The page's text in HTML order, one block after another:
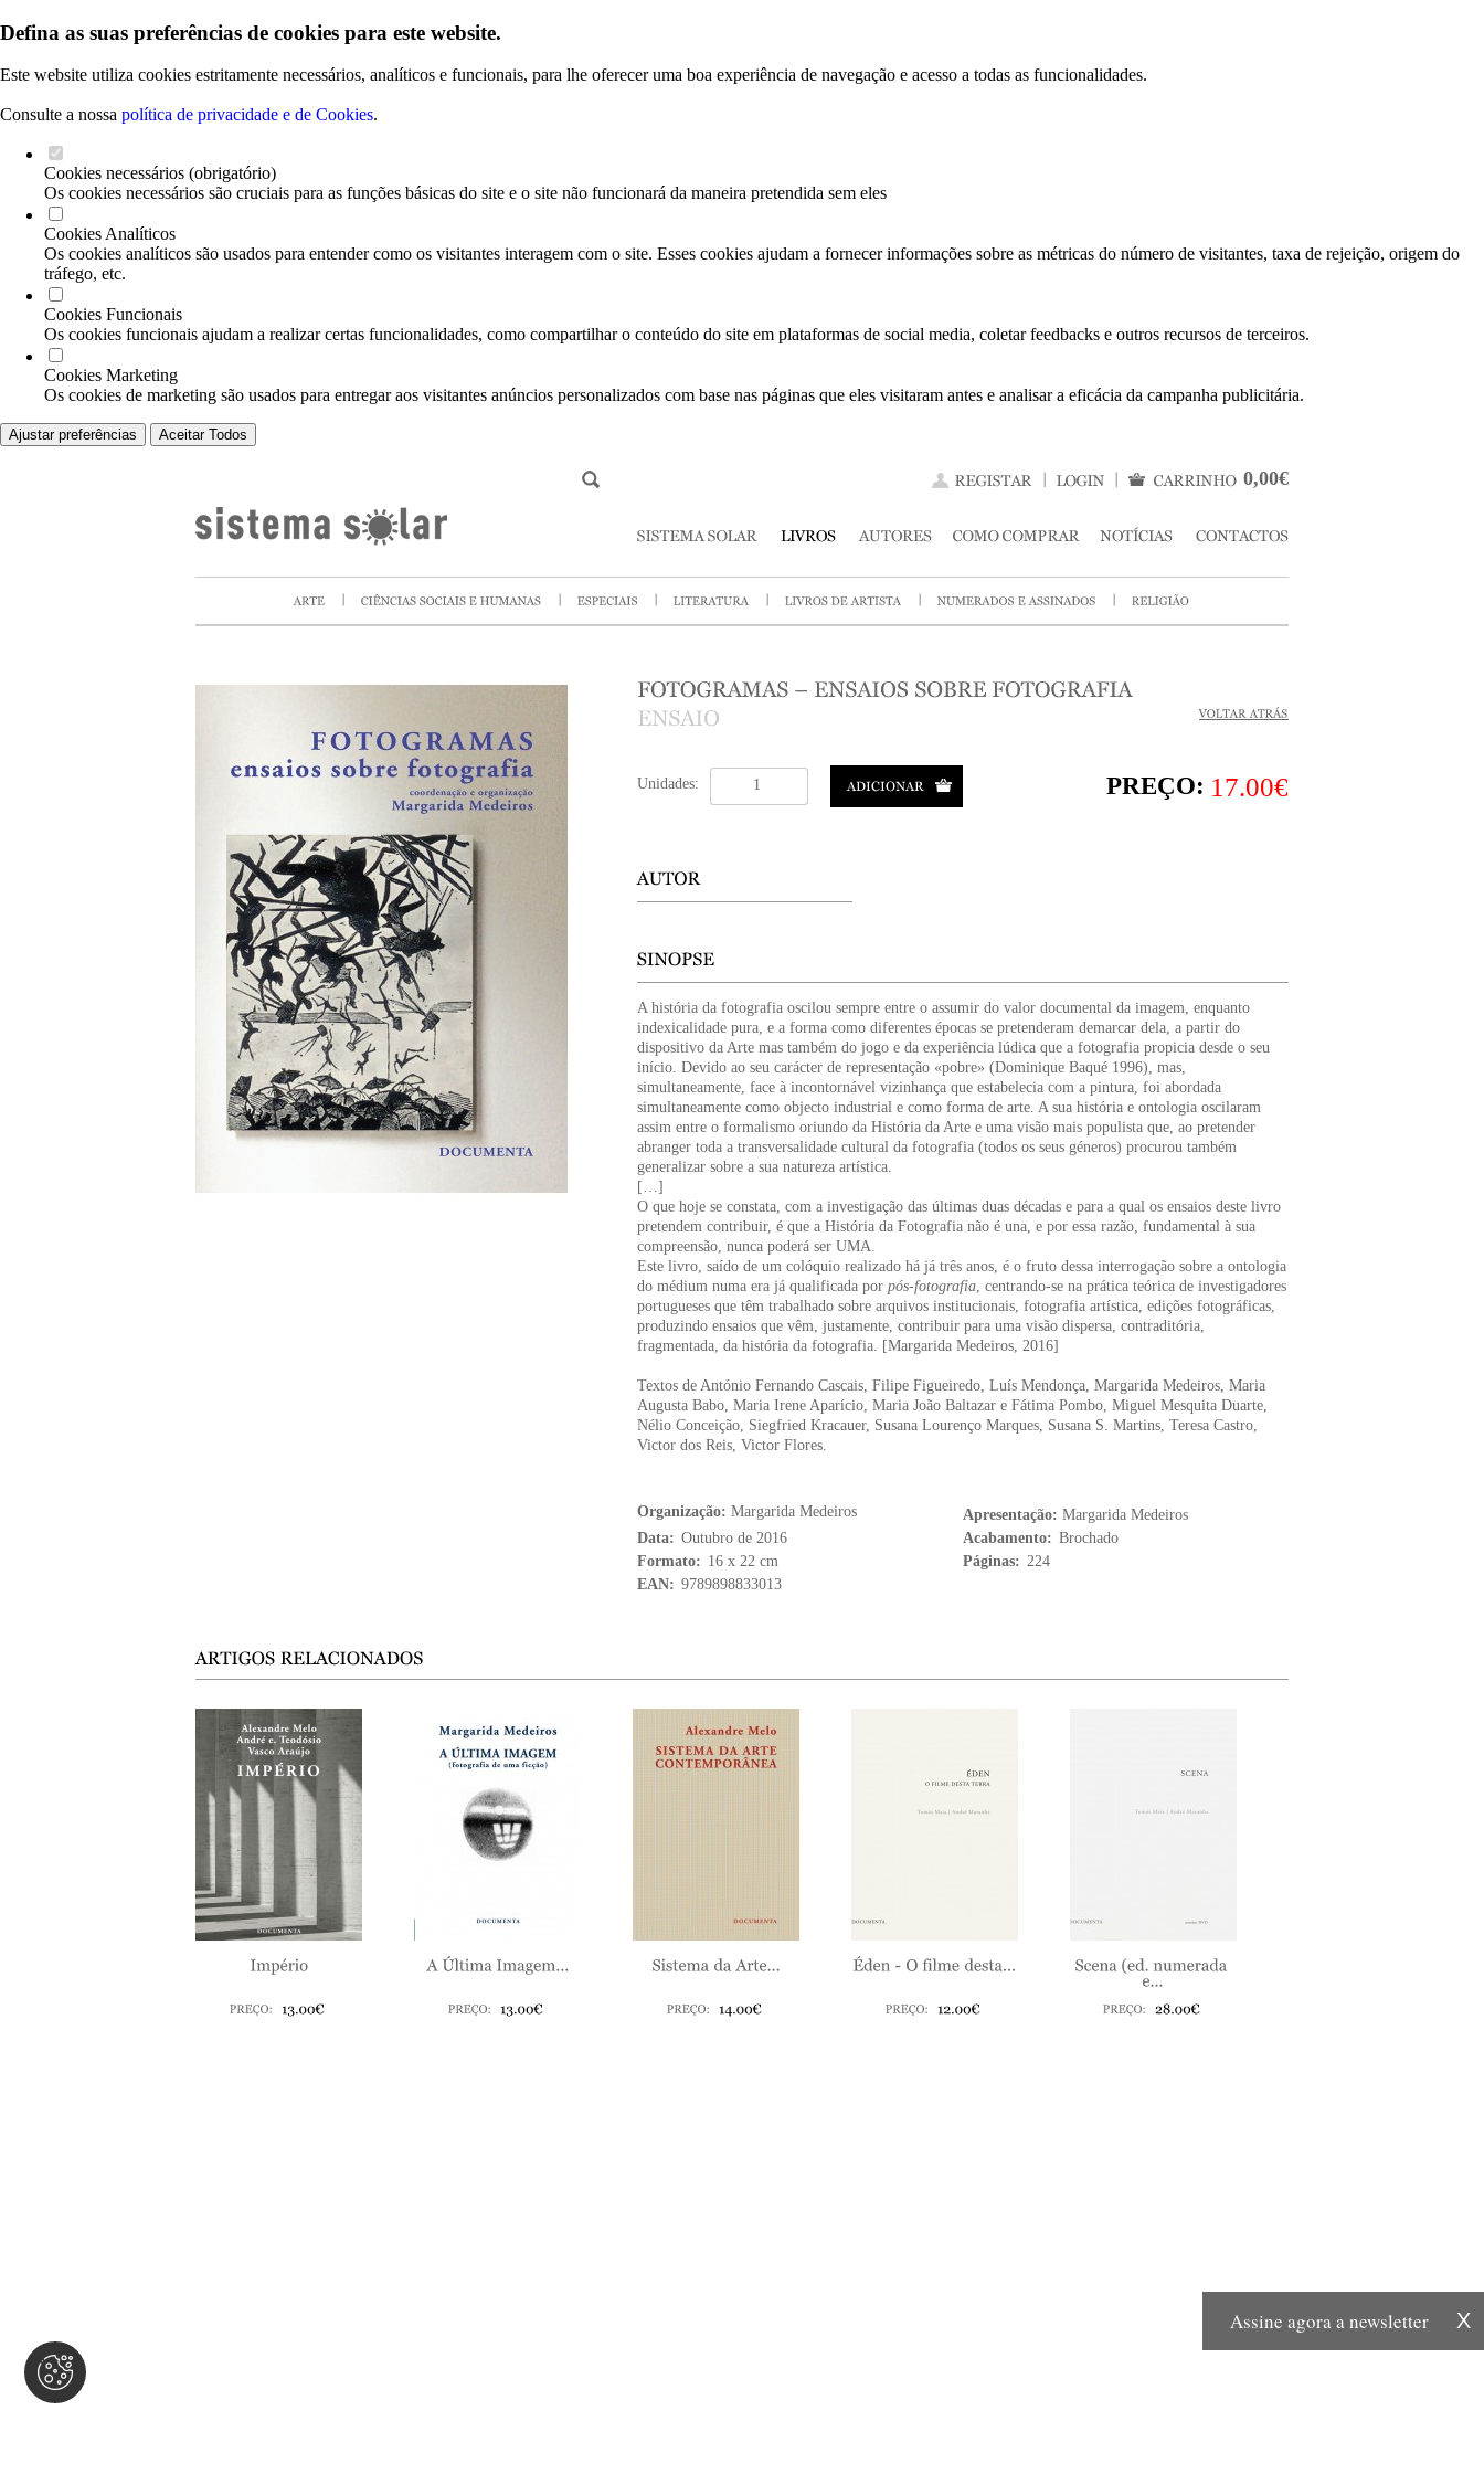
Defina as suas preferências de cookies para este website.
Este website utiliza cookies estritamente necessários, analíticos e funcionais, para lhe oferecer uma boa experiência de navegação e acesso a todas as funcionalidades.
Consulte a nossa política de privacidade e de Cookies.
Cookies necessários (obrigatório)
Os cookies necessários são cruciais para as funções básicas do site e o site não funcionará da maneira pretendida sem eles
Cookies Analíticos
Os cookies analíticos são usados para entender como os visitantes interagem com o site. Esses cookies ajudam a fornecer informações sobre as métricas do número de visitantes, taxa de rejeição, origem do
tráfego, etc.
Cookies Funcionais
Os cookies funcionais ajudam a realizar certas funcionalidades, como compartilhar o conteúdo do site em plataformas de social media, coletar feedbacks e outros recursos de terceiros.
Cookies Marketing
Os cookies de marketing são usados para entregar aos visitantes anúncios personalizados com base nas páginas que eles visitaram antes e analisar a eficácia da campanha publicitária.
Ajustar preferências Aceitar Todos
0,00€
Unidades: PREÇO: 17.00€
A história da fotografia oscilou sempre entre o assumir do valor documental da imagem, enquanto
indexicalidade pura, e a forma como diferentes épocas se pretenderam demarcar dela, a partir do
dispositivo da Arte mas também do jogo e da experiência lúdica que a fotografia propicia desde o seu
início. Devido ao seu carácter de representação «pobre» (Dominique Baqué 1996), mas,
simultaneamente, face à incontornável vizinhança que estabelecia com a pintura, foi abordada
simultaneamente como objecto industrial e como forma de arte. A sua história e ontologia oscilaram
assim entre o formalismo oriundo da História da Arte e uma visão mais populista que, ao pretender
abranger toda a transversalidade cultural da fotografia (todos os seus géneros) procurou também
generalizar sobre a sua natureza artística.
[…]
O que hoje se constata, com a investigação das últimas duas décadas e para a qual os ensaios deste livro
pretendem contribuir, é que a História da Fotografia não é una, e por essa razão, fundamental à sua
compreensão, nunca poderá ser UMA.
Este livro, saído de um colóquio realizado há já três anos, é o fruto dessa interrogação sobre a ontologia
do médium numa era já qualificada por pós-fotografia, centrando-se na prática teórica de investigadores
portugueses que têm trabalhado sobre arquivos institucionais, fotografia artística, edições fotográficas,
produzindo ensaios que vêm, justamente, contribuir para uma visão dispersa, contraditória,
fragmentada, da história da fotografia. [Margarida Medeiros, 2016]
Textos de António Fernando Cascais, Filipe Figueiredo, Luís Mendonça, Margarida Medeiros, Maria
Augusta Babo, Maria Irene Aparício, Maria João Baltazar e Fátima Pombo, Miguel Mesquita Duarte,
Nélio Conceição, Siegfried Kracauer, Susana Lourenço Marques, Susana S. Martins, Teresa Castro,
Victor dos Reis, Victor Flores.
Organização: Margarida Medeiros Apresentação: Margarida Medeiros
Data: Outubro de 2016 Acabamento: Brochado
Formato: 16 x 22 cm Páginas: 224
EAN: 9789898833013
X
Assine agora a newsletter